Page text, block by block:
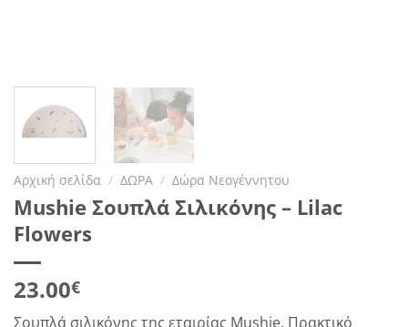
Αρχική σελίδα / ΔΩΡΑ / Δώρα Νεογέννητου
Mushie Σουπλά Σιλικόνης – Lilac
Flowers
23.00€
Σουπλά σιλικόνης της εταιρίας Mushie. Πρακτικό